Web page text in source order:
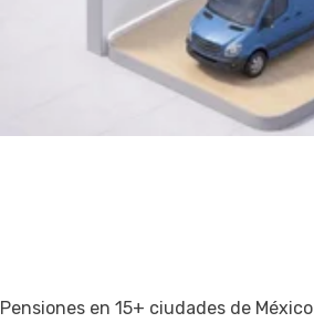
Pensiones en 15+ ciudades de México